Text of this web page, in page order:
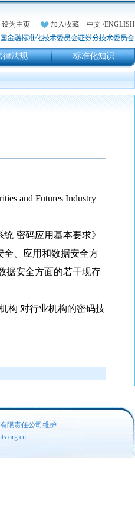
设为主页 加入收藏 中文 /ENGLISH
律法规 标准化知识
and Futures Industry
密码应用基本要求》
全、应用和数据安全方
据安全方面的若干现存
构 对行业机构的密码技
限责任公司维护